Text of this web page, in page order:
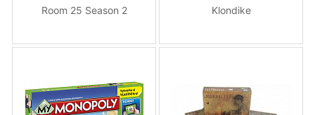
Room 25 Season 2 Klondike